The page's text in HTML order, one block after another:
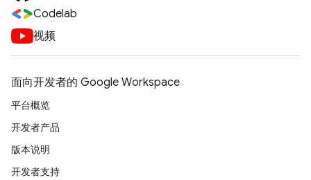
Codelab
视频
面向开发者的 Google Workspace
平台概览
开发者产品
版本说明
开发者支持